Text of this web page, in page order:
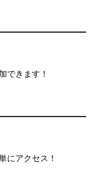
できます！
にアクセス！